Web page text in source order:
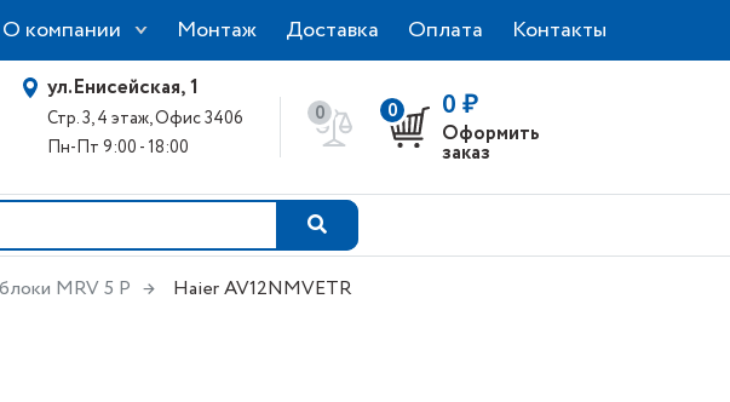
О компании Монтаж Доставка Оплата Контакты
ул.Енисейская, 1
Стр. 3, 4 этаж, Офис 3406
Пн-Пт 9:00 - 18:00
0 0 0 ₽
Оформить
заказ
MRV 5 P
Haier AV12NMVETR